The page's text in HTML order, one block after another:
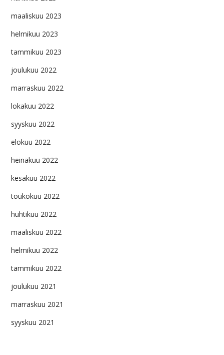
maaliskuu 2023
helmikuu 2023
tammikuu 2023
joulukuu 2022
marraskuu 2022
lokakuu 2022
syyskuu 2022
elokuu 2022
heinäkuu 2022
kesäkuu 2022
toukokuu 2022
huhtikuu 2022
maaliskuu 2022
helmikuu 2022
tammikuu 2022
joulukuu 2021
marraskuu 2021
syyskuu 2021